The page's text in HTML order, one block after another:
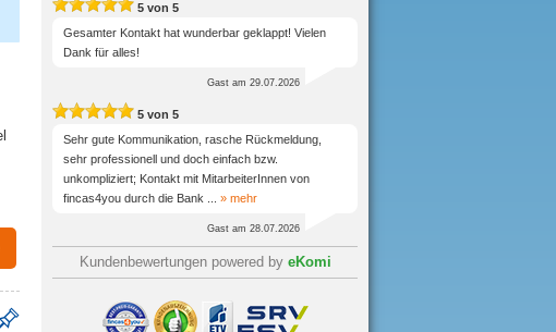
5 von 5
Gesamter Kontakt hat wunderbar geklappt! Vielen
Dank für alles!
Gast am 29.07.2026
5 von 5
Sehr gute Kommunikation, rasche Rückmeldung,
sehr professionell und doch einfach bzw.
unkompliziert; Kontakt mit MitarbeiterInnen von
fincas4you durch die Bank
» mehr
Gast am 28.07.2026
Kundenbewertungen powered by eKomi